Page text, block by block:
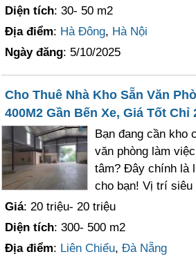
Diện tích: 30- 50 m2
Địa điểm: Hà Đông, Hà Nội
Ngày đăng: 5/10/2025
Cho Thuê Nhà Kho Sẵn Văn
400M2 Gần Bến Xe, Giá Tốt Chỉ
Bạn đang cần kho
văn phòng làm
tâm? Đây chính là
cho bạn! Vị trí siêu
Giá: 20 triệu- 20 triệu
Diện tích: 300- 500 m2
Địa điểm: Liên Chiểu,Đà Nẵng